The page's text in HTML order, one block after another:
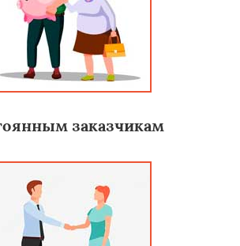
заказчикам